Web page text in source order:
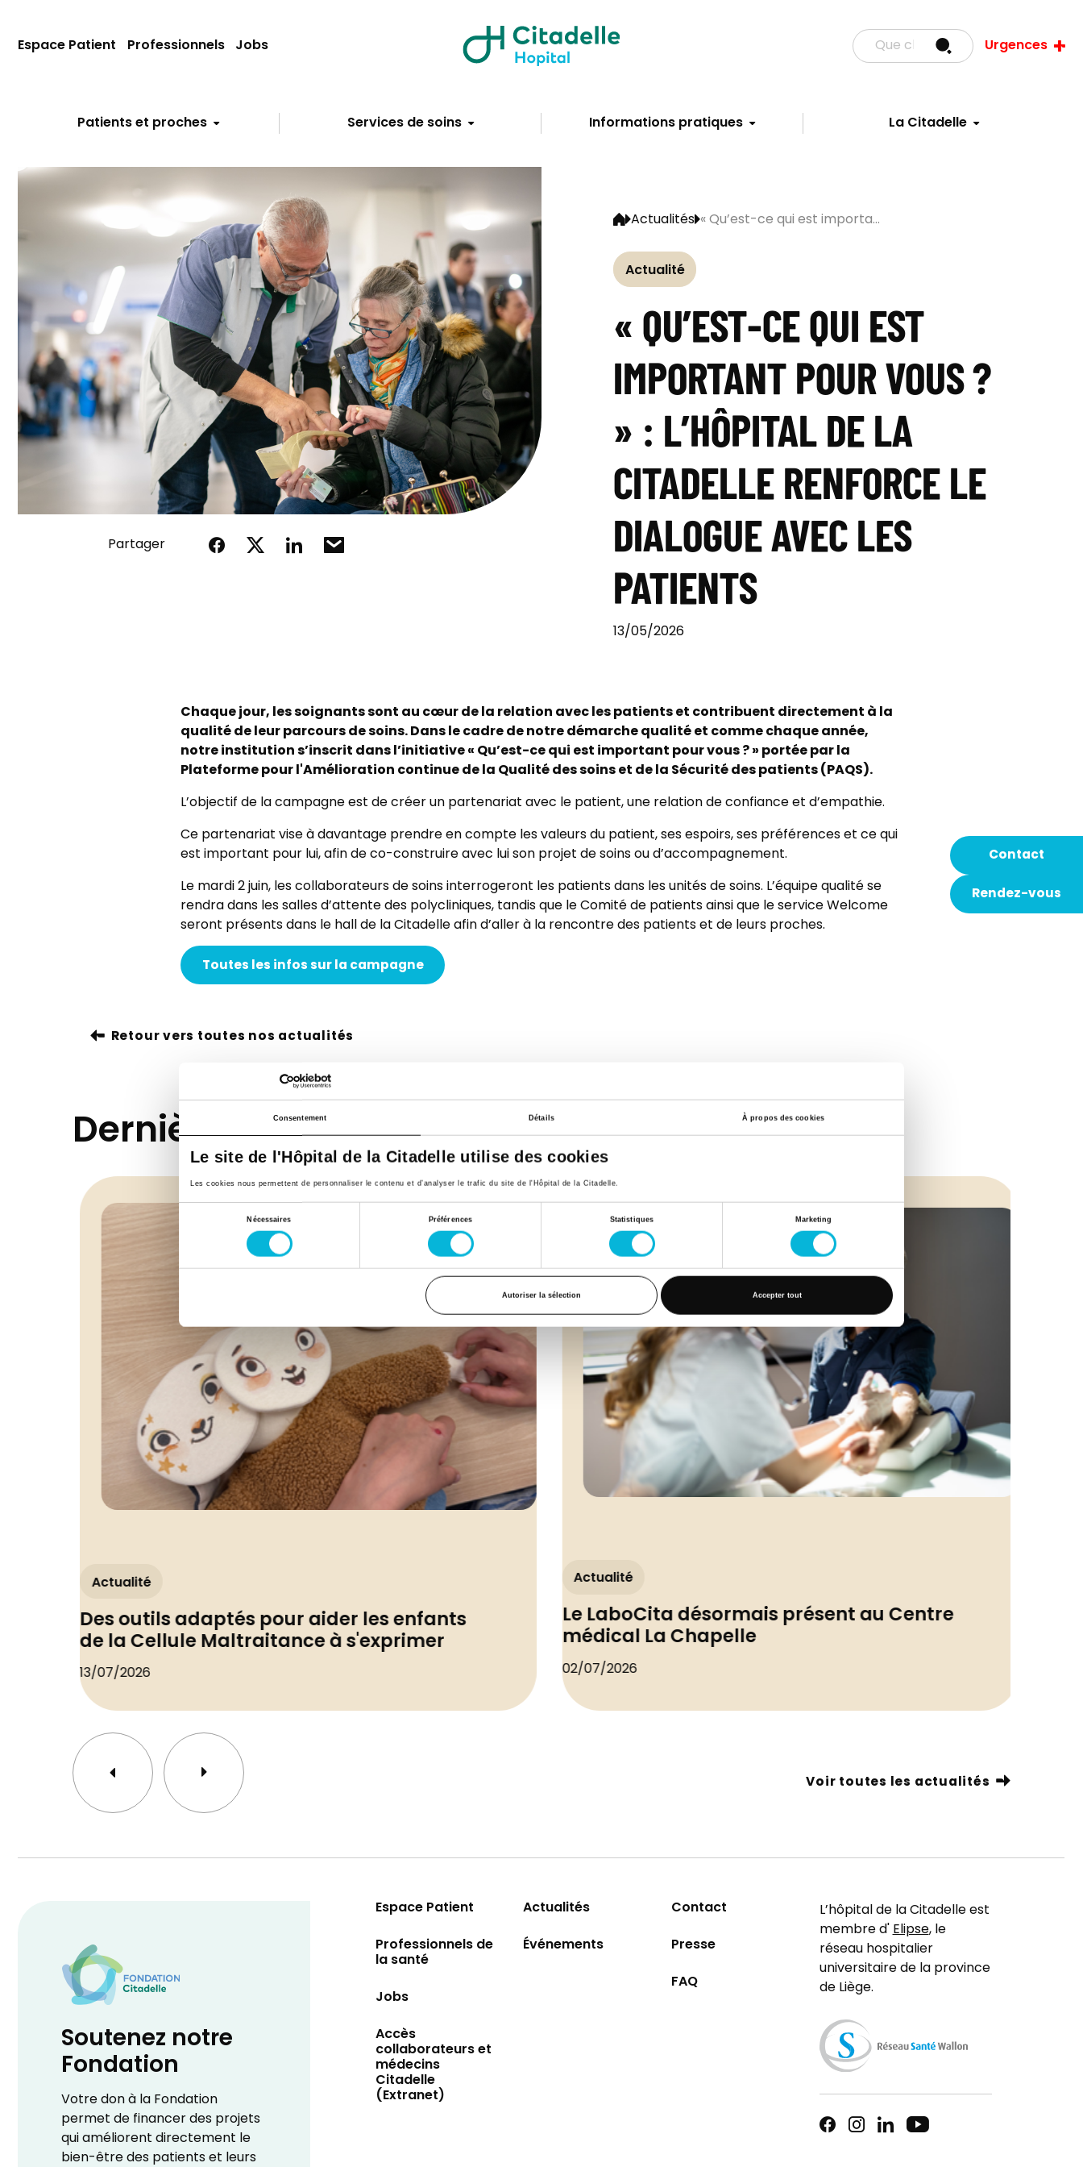
Consentement Détails À propos des cookies
Le site de l'Hôpital de la Citadelle utilise des cookies
Les cookies nous permettent de personnaliser le contenu et d’analyser le trafic du site de l'Hôpital de la Citadelle.
Nécessaires Préférences Statistiques Marketing
Autoriser la sélection Accepter tout
Patients et proches Services de soins Informations pratiques La Citadelle
Espace Patient Professionnels Jobs Urgences
Contact
Rendez-vous
Partager
Actualités « Qu’est-ce qui est importa...
Actualité
« QU’EST-CE QUI EST
IMPORTANT POUR VOUS ?
» : L’HÔPITAL DE LA
CITADELLE RENFORCE LE
DIALOGUE AVEC LES
PATIENTS
13/05/2026
Chaque jour, les soignants sont au cœur de la relation avec les patients et contribuent directement à la
qualité de leur parcours de soins. Dans le cadre de notre démarche qualité et comme chaque année,
notre institution s’inscrit dans l’initiative « Qu’est-ce qui est important pour vous ? » portée par la
Plateforme pour l'Amélioration continue de la Qualité des soins et de la Sécurité des patients (PAQS).
L’objectif de la campagne est de créer un partenariat avec le patient, une relation de confiance et d’empathie.
Ce partenariat vise à davantage prendre en compte les valeurs du patient, ses espoirs, ses préférences et ce qui
est important pour lui, afin de co-construire avec lui son projet de soins ou d’accompagnement.
Le mardi 2 juin, les collaborateurs de soins interrogeront les patients dans les unités de soins. L’équipe qualité se
rendra dans les salles d’attente des polycliniques, tandis que le Comité de patients ainsi que le service Welcome
seront présents dans le hall de la Citadelle afin d’aller à la rencontre des patients et de leurs proches.
Toutes les infos sur la campagne
Retour vers toutes nos actualités
Dernières actualités
Actualité
Des outils adaptés pour aider les enfants
de la Cellule Maltraitance à s'exprimer
13/07/2026
Actualité
Le LaboCita désormais présent au Centre
médical La Chapelle
02/07/2026
Voir toutes les actualités
Soutenez notre
Fondation
Votre don à la Fondation
permet de financer des projets
qui améliorent directement le
bien-être des patients et leurs
Espace Patient
Professionnels de
la santé
Jobs
Accès
collaborateurs et
médecins
Citadelle
(Extranet)
Actualités
Événements
Contact
Presse
FAQ
L’hôpital de la Citadelle est
membre d'Elipse, le
réseau hospitalier
universitaire de la province
de Liège.